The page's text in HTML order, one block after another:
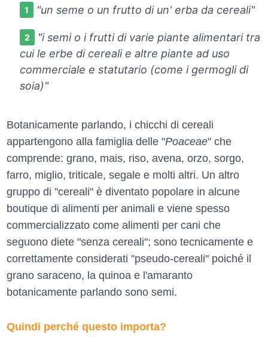
"un seme o un frutto di un' erba da cereali"
"i semi o i frutti di varie piante alimentari tra
cui le erbe di cereali e altre piante ad uso
commerciale e statutario (come i germogli di
soia)"
Botanicamente parlando, i chicchi di cereali
appartengono alla famiglia delle "Poaceae" che
comprende: grano, mais, riso, avena, orzo, sorgo,
farro, miglio, triticale, segale e molti altri. Un altro
gruppo di "cereali" è diventato popolare in alcune
boutique di alimenti per animali e viene spesso
commercializzato come alimenti per cani che
seguono diete "senza cereali"; sono tecnicamente e
correttamente considerati "pseudo-cereali" poiché il
grano saraceno, la quinoa e l'amaranto
botanicamente parlando sono semi.
Quindi perché questo importa?